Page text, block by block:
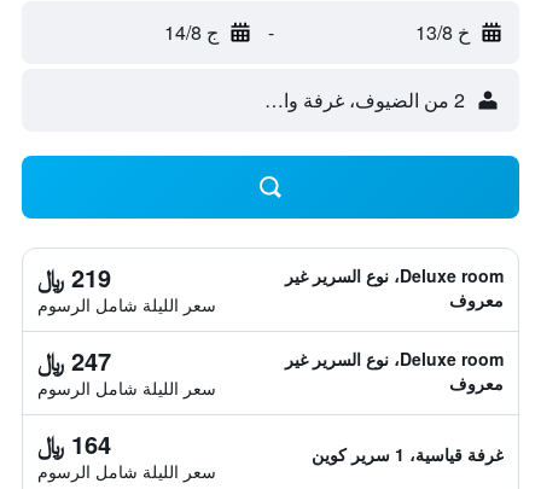
خ 13/8 - ج 14/8
2 من الضيوف، غرفة واحدة
Deluxe room، نوع السرير غير
معروف
219 ﷼
سعر الليلة شامل الرسوم
Deluxe room، نوع السرير غير
معروف
247 ﷼
سعر الليلة شامل الرسوم
غرفة قياسية، 1 سرير كوين 164 ﷼
سعر الليلة شامل الرسوم